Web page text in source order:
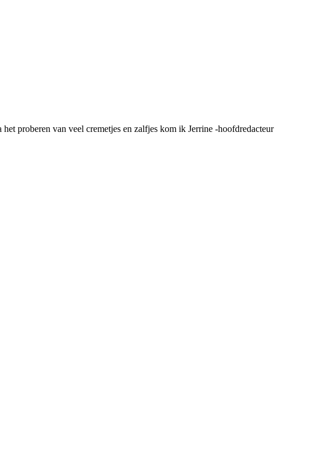
proberen van veel cremetjes en zalfjes kom ik Jerrine -hoofdredacteur